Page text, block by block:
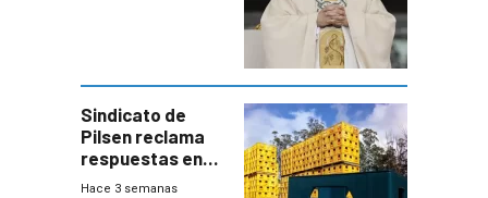
Sindicato de
Pilsen reclama
respuestas en
medio de
Hace 3 semanas